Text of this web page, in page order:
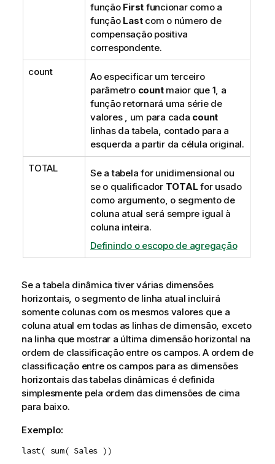
função First funcionar como a
função Lastcom o número de
compensação positiva
correspondente.
count
Ao especificar um terceiro
parâmetro countmaior que 1, a
função retornará uma série de
valores , um para cada count
linhas da tabela, contado para a
esquerda a partir da célula original.
TOTAL
Se a tabela for unidimensional ou
se o qualificador TOTAL for usado
como argumento, o segmento de
coluna atual será sempre igual à
coluna inteira.
Definindo o escopo de agregação
Se a tabela dinâmica tiver várias dimensões
horizontais, o segmento de linha atual incluirá
somente colunas com os mesmos valores que a
coluna atual em todas as linhas de dimensão, exceto
na linha que mostrar a última dimensão horizontal na
ordem de classificação entre os campos. A ordem de
classificação entre os campos para as dimensões
horizontais das tabelas dinâmicas é definida
simplesmente pela ordem das dimensões de cima
para baixo.
Exemplo:
last( sum( Sales ))